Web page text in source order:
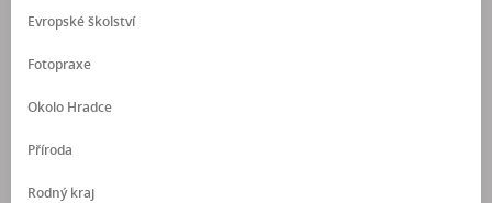
Evropské školství
Fotopraxe
Okolo Hradce
Příroda
Rodný kraj